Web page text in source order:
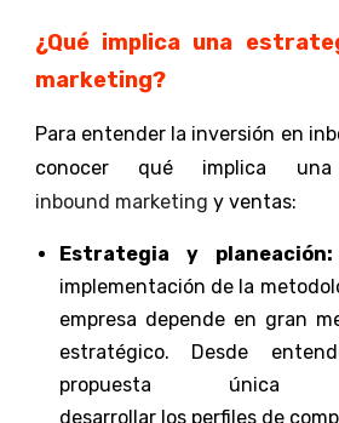
¿Qué implica una
marketing?
Para entender la inversión en
conocer qué implica
inbound marketing y ventas:
Estrategia y planeación:
implementación de la
empresa depende en gran
estratégico. Desde
propuesta
desarrollar los perfiles de